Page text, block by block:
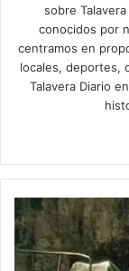
sobre
conocidos por
centramos en
locales, deportes,
Talavera Diario
a
o